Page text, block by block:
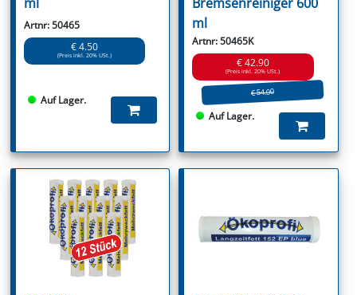
Artnr: 50465
€ 4.50
(Preis inkl. 20% USt.)
Auf Lager.
ml
Artnr: 50465K
€ 42.90
(Preis inkl. 20% USt.)
€ 54.00
Auf Lager.